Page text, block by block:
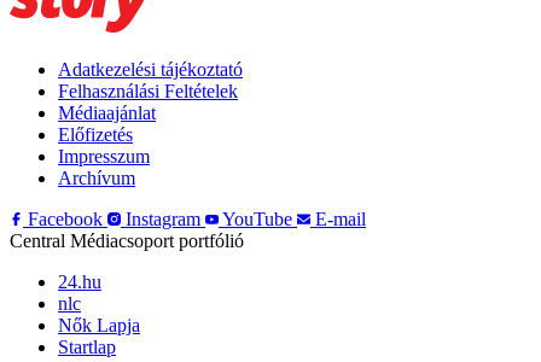
Adatkezelési tájékoztató
Felhasználási Feltételek
Médiaajánlat
Előfizetés
Impresszum
Archívum
Facebook
Instagram YouTube
E-mail
Central Médiacsoport portfólió
24.hu
nlc
Nők Lapja
Startlap